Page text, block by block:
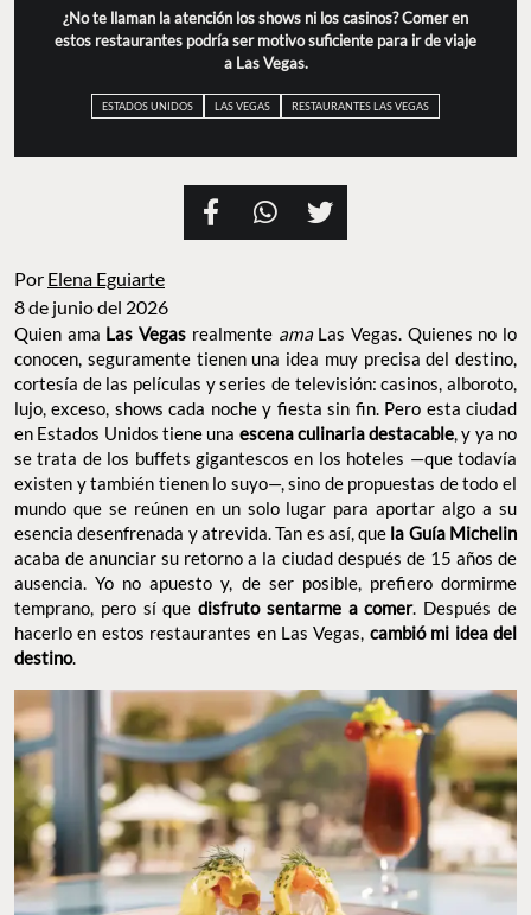
¿No te llaman la atención los shows ni los casinos? Comer
en estos restaurantes podría ser motivo suficiente para ir
de viaje a Las Vegas.
ESTADOS UNIDOS LAS VEGAS RESTAURANTES LAS VEGAS
PorElena Eguiarte
8 de junio del 2026
Quien ama Las VegasrealmenteamaLas Vegas. Quienes no lo
conocen, seguramente tienen una idea muy precisa del destino,
cortesía de las películas y series de televisión: casinos, alboroto,
lujo, exceso, shows cada noche y fiesta sin fin. Pero esta ciudad
en Estados Unidos tiene unaescena culinaria destacable, y ya
no se trata de los buffets gigantescos en los hoteles —que
todavía existen y también tienen lo suyo—, sino de propuestas de
todo el mundo que se reúnen en un solo lugar para aportar algo a
su esencia desenfrenada y atrevida. Tan es así, quela Guía
Michelinacaba de anunciar su retorno a la ciudad después de 15
años de ausencia. Yo no apuesto y, de ser posible, prefiero
dormirme temprano, pero sí que
mi idea del destino.